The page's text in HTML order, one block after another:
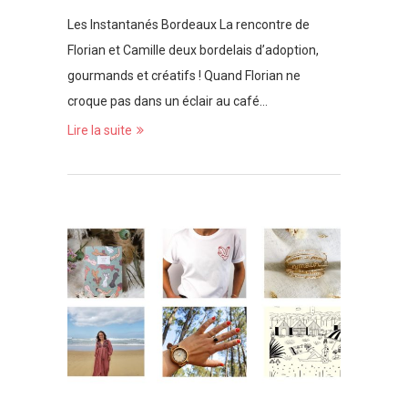
Les Instantanés Bordeaux La rencontre de
Florian et Camille deux bordelais d’adoption,
gourmands et créatifs ! Quand Florian ne
croque pas dans un éclair au café…
Lire la suite